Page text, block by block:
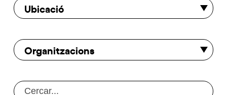
Ubicació
Organitzacions